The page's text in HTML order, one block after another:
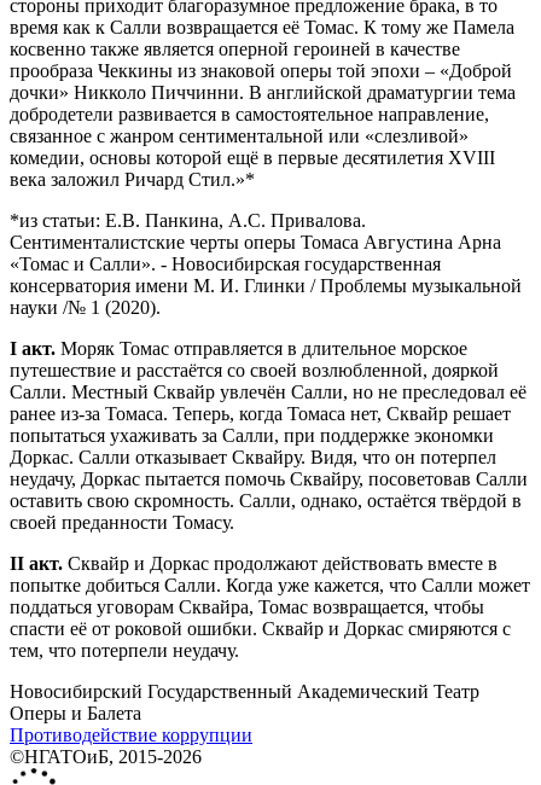
стороны приходит благоразумное предложение брака, в то
время как к Салли возвращается её Томас. К тому же Памела
косвенно также является оперной героиней в качестве
прообраза Чеккины из знаковой оперы той эпохи – «Доброй
дочки» Никколо Пиччинни. В английской драматургии тема
добродетели развивается в самостоятельное направление,
связанное с жанром сентиментальной или «слезливой»
комедии, основы которой ещё в первые десятилетия XVIII
века заложил Ричард Стил.»*
*из статьи: Е.В. Панкина, А.С. Привалова.
Сентименталистские черты оперы Томаса Августина Арна
«Томас и Салли». - Новосибирская государственная
консерватория имени М. И. Глинки / Проблемы музыкальной
науки /№ 1 (2020).
I акт. Моряк Томас отправляется в длительное морское
путешествие и расстаётся со своей возлюбленной, дояркой
Салли. Местный Сквайр увлечён Салли, но не преследовал её
ранее из-за Томаса. Теперь, когда Томаса нет, Сквайр решает
попытаться ухаживать за Салли, при поддержке экономки
Доркас. Салли отказывает Сквайру. Видя, что он потерпел
неудачу, Доркас пытается помочь Сквайру, посоветовав Салли
оставить свою скромность. Салли, однако, остаётся твёрдой в
своей преданности Томасу.
II акт. Сквайр и Доркас продолжают действовать вместе в
попытке добиться Салли. Когда уже кажется, что Салли может
поддаться уговорам Сквайра, Томас возвращается, чтобы
спасти её от роковой ошибки. Сквайр и Доркас смиряются с
тем, что потерпели неудачу.
Новосибирский Государственный Академический Театр
Оперы и Балета
Противодействие коррупции
©НГАТОиБ, 2015-2026